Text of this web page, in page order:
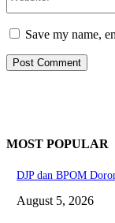
Save my name,
MOST POPULAR
DJP dan BPOM
August 5, 2026